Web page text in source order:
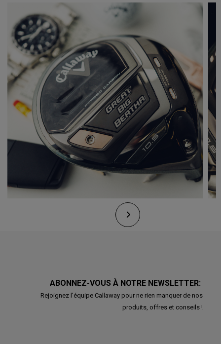
ABONNEZ-VOUS À NOTRE NEWSLETTER:
Rejoignez l'équipe Callaway pour ne rien manquer de nos
produits, offres et conseils !